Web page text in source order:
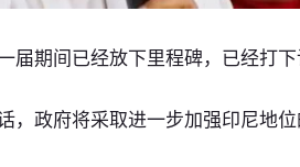
期间已经放下里程碑，已经打下
政府将采取进一步加强印尼地位